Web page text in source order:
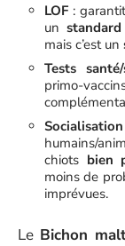
LOF :
un
mais c’est un
Tests
primo-
Socialisation
humains/
chiots bien
moins de
imprévues.
Le Bichon